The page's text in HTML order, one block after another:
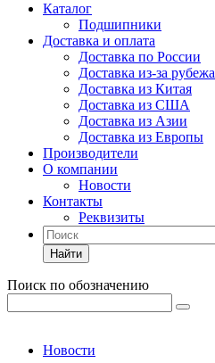
Каталог
Подшипники
Доставка и оплата
Доставка по России
Доставка из-за рубежа
Доставка из Китая
Доставка из США
Доставка из Азии
Доставка из Европы
Производители
О компании
Новости
Контакты
Реквизиты
Найти
Поиск по обозначению
Новости